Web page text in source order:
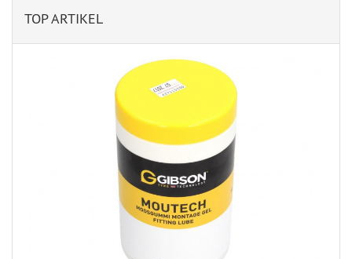
TOP ARTIKEL